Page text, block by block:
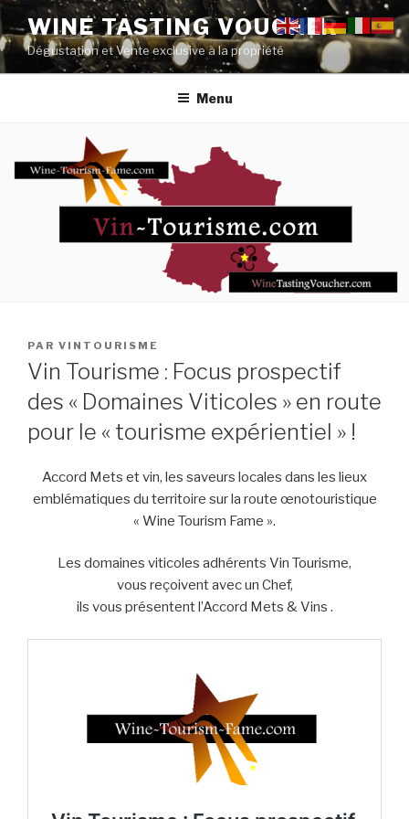
Aller
au
contenu
principal
WINE TASTING VOUCHER
Dégustation et Vente exclusive à la propriété
Menu
PUBLIÉ
LE
PAR VINTOURISME
Vin Tourisme : Focus prospectif
des « Domaines Viticoles » en route
pour le « tourisme expérientiel » !
Accord Mets et vin, les saveurs locales dans les lieux
emblématiques du territoire sur la route œnotouristique
« Wine Tourism Fame ».
Les domaines viticoles adhérents Vin Tourisme,
vous reçoivent avec un Chef,
ils vous présentent l’Accord Mets & Vins .